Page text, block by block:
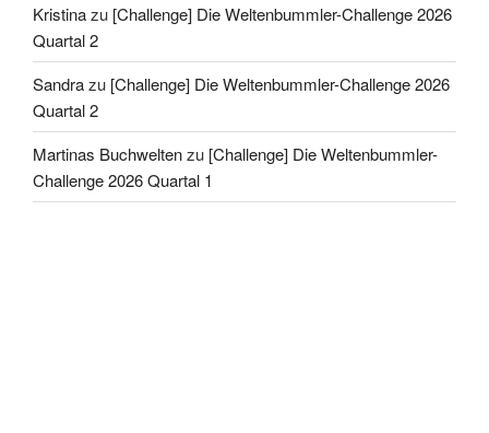
Kristinazu [Challenge] Die Weltenbummler-Challenge 2026
Quartal 2
Sandrazu [Challenge] Die Weltenbummler-Challenge 2026
Quartal 2
Martinas Buchweltenzu [Challenge] Die Weltenbummler-
Challenge 2026 Quartal 1